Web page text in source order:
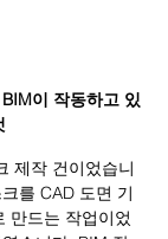
이 작동하고 있
제작 건이었습니
를 CAD 도면 기
만드는 작업이었